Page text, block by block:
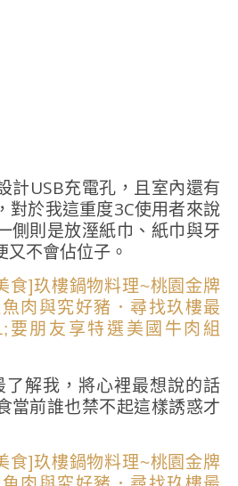
計USB充電孔，且室內還有
對於我這重度3C使用者來說
側則是放溼紙巾、紙巾與牙
不會佔位子。
解我，將心裡最想說的話
當前誰也禁不起這樣誘惑才